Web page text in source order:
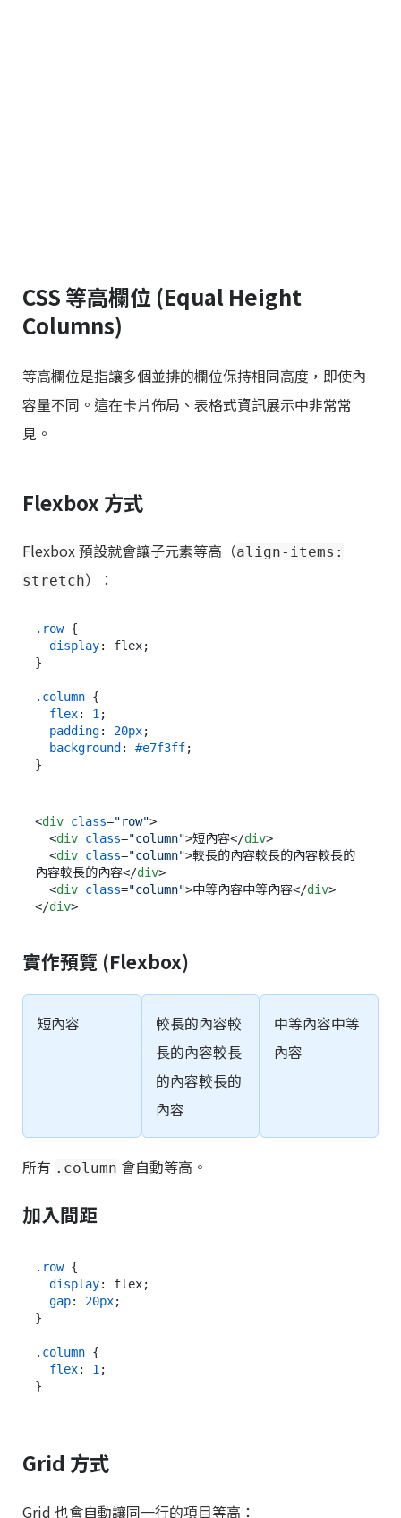
CSS 等高欄位 (Equal Height
Columns)
等高欄位是指讓多個並排的欄位保持相同高度，即使內
容量不同。這在卡片佈局、表格式資訊展示中非常常
見。
Flexbox 方式
Flexbox 預設就會讓子元素等高（align-items:
stretch）：
.row {
display: flex;
}
.column {
flex: 1 ;
padding: 20px;
background : #e7f3ff;
<div class="row">
<div class="column">短內容</div>
<div class="column">較長的內容較長的內容較長的
內容較長的內容</div>
<div class="column">中等內容中等內容</div>
</div>
實作預覽 (Flexbox)
短內容
較長的內容較
長的內容較長
的內容較長的
內容
中等內容中等
內容
所有 .column 會自動等高。
加入間距
.row {
display: flex;
gap: 20px;
}
.column {
flex: 1;
Grid 方式
Grid 也會自動讓同一行的項目等高：